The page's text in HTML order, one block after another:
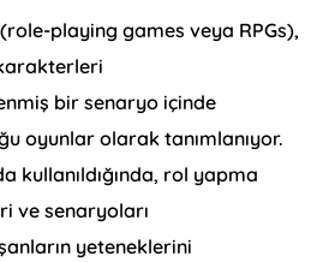
playing games veya RPGs),
bir senaryo içinde
oyunlar olarak tanımlanıyor.
kullanıldığında, rol yapma
ve senaryoları
yeteneklerini